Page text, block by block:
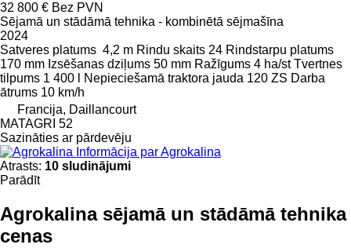
32 800 € Bez PVN
Sējamā un stādāmā tehnika - kombinētā sējmašīna
2024
Satveres platums 4,2 m Rindu skaits 24 Rindstarpu platums
170 mm Izsēšanas dziļums 50 mm Ražīgums 4 ha/st Tvertnes
tilpums 1 400 l Nepieciešamā traktora jauda 120 ZS Darba
ātrums 10 km/h
Francija, Daillancourt
MATAGRI 52
Sazināties ar pārdevēju
Informācija par Agrokalina
Atrasts: 10 sludinājumi
Parādīt
Agrokalina sējamā un stādāmā tehnika
cenas